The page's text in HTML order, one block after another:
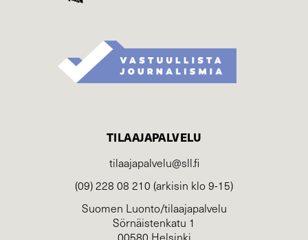
TILAAJAPALVELU
tilaajapalvelu@sll.fi
(09) 228 08 210 (arkisin klo 9-15)
Suomen Luonto/tilaajapalvelu
Sörnäistenkatu 1